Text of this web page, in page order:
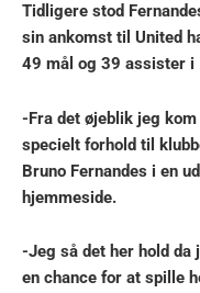
Tidligere stod
sin ankomst til United
49 mål og 39 assister i
-Fra det øjeblik jeg
specielt forhold til
Bruno Fernandes i en
hjemmeside.
-Jeg så det her hold da
en chance for at spille